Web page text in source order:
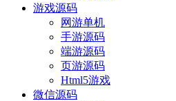
游戏源码
网游单机
手游源码
端游源码
页游源码
Html5游戏
微信源码